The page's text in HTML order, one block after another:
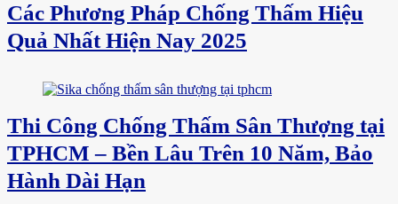
Các Phương Pháp Chống Thấm Hiệu
Quả Nhất Hiện Nay 2025
Thi Công Chống Thấm Sân Thượng tại
TPHCM – Bền Lâu Trên 10 Năm, Bảo
Hành Dài Hạn